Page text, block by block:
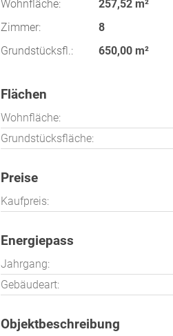
Wohnfläche:
257,52 m²
Zimmer:
8
Grundstücksfl.:
650,00 m²
Flächen
Wohnfläche:
Grundstücksfläche:
Preise
Kaufpreis:
Energiepass
Jahrgang:
Gebäudeart:
Objektbeschreibung